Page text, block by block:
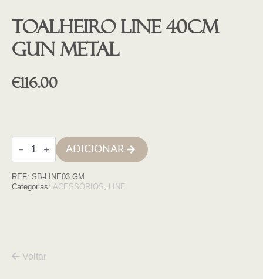
Toalheiro LINE 40cm
GUN METAL
€116.00
Quantidade
de
Toalheiro
40cm
GUN
ADICIONAR
REF: SB-LINE03.GM
Categorias: ACESSÓRIOS, LINE
Voltar